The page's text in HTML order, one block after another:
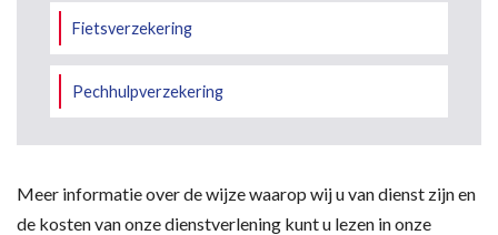
Fietsverzekering
Pechhulpverzekering
Meer informatie over de wijze waarop wij u van dienst zijn en
de kosten van onze dienstverlening kunt u lezen in onze